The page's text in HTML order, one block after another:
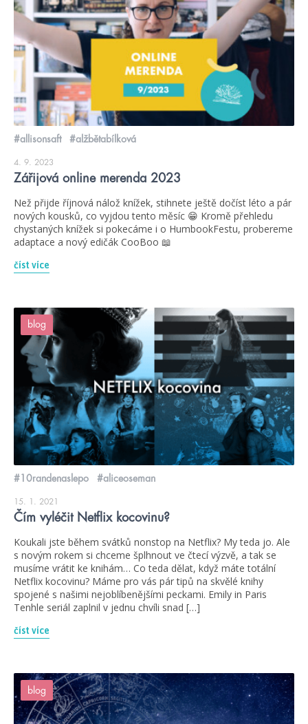
#allisonsaft #alžbětabílková
4. 9. 2023
Zářijová online merenda 2023
Než přijde říjnová nálož knížek, stihnete ještě dočíst léto a pár
nových kousků, co vyjdou tento měsíc 😁 Kromě přehledu
chystaných knížek si pokecáme i o HumbookFestu, probereme
adaptace a nový edičák CooBoo 📖
číst více
blog
#10randenaslepo #aliceoseman
15. 1. 2021
Čím vyléčit Netflix kocovinu?
Koukali jste během svátků nonstop na Netflix? My teda jo. Ale
s novým rokem si chceme šplhnout ve čtecí výzvě, a tak se
musíme vrátit ke knihám… Co teda dělat, když máte totální
Netflix kocovinu? Máme pro vás pár tipů na skvělé knihy
spojené s našimi nejoblíbenějšími peckami. Emily in Paris
Tenhle seriál zaplnil v jednu chvíli snad […]
číst více
blog